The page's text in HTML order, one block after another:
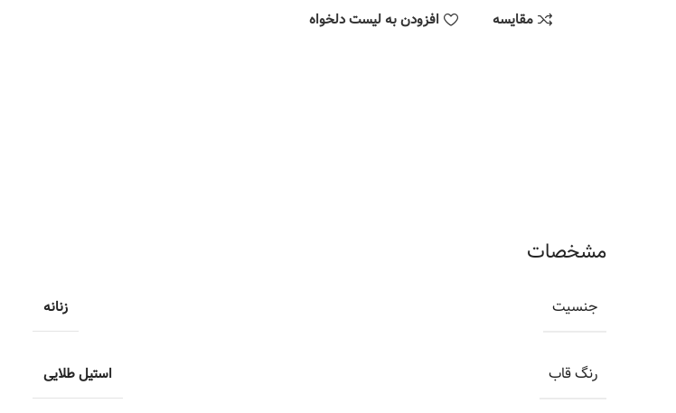
مقایسه افزودن به لیست دلخواه
مشخصات
جنسیت زنانه
رنگ قاب استیل طلایی